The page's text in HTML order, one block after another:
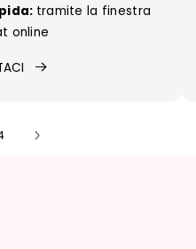
tramite la finestra
online